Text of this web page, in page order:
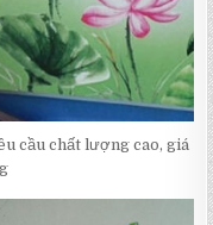
cầu chất lượng cao, giá